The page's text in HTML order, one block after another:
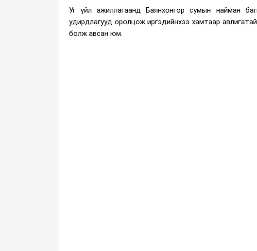
Уг үйл ажиллагаанд Баянхонгор сумын найман
удирдлагууд оролцож иргэдийнхээ хамтаар
болж авсан юм.